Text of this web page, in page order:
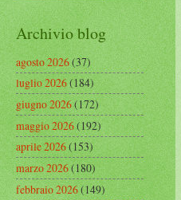
Archivio blog
agosto 2026(37)
luglio 2026(184)
giugno 2026(172)
maggio 2026(192)
aprile 2026(153)
marzo 2026(180)
febbraio 2026(149)